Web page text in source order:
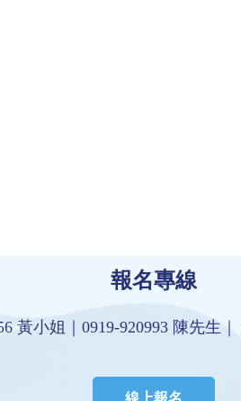
報名專線
黃小姐｜ 0919-920993 陳先生｜